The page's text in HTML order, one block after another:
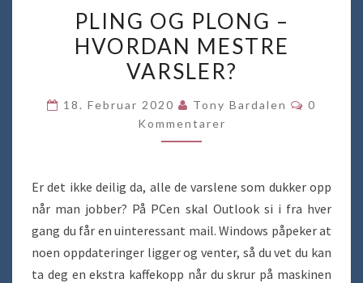
OG
PLONG
–
MESTRE
PLING OG PLONG –
HVORDAN MESTRE
VARSLER?
18. Februar 2020 Tony Bardalen
0
Kommentarer
Er det ikke deilig da, alle de varslene som dukker opp
når man jobber? På PCen skal Outlook si i fra hver
gang du får en uinteressant mail. Windows påpeker at
noen oppdateringer ligger og venter, så du vet du kan
ta deg en ekstra kaffekopp når du skrur på maskinen